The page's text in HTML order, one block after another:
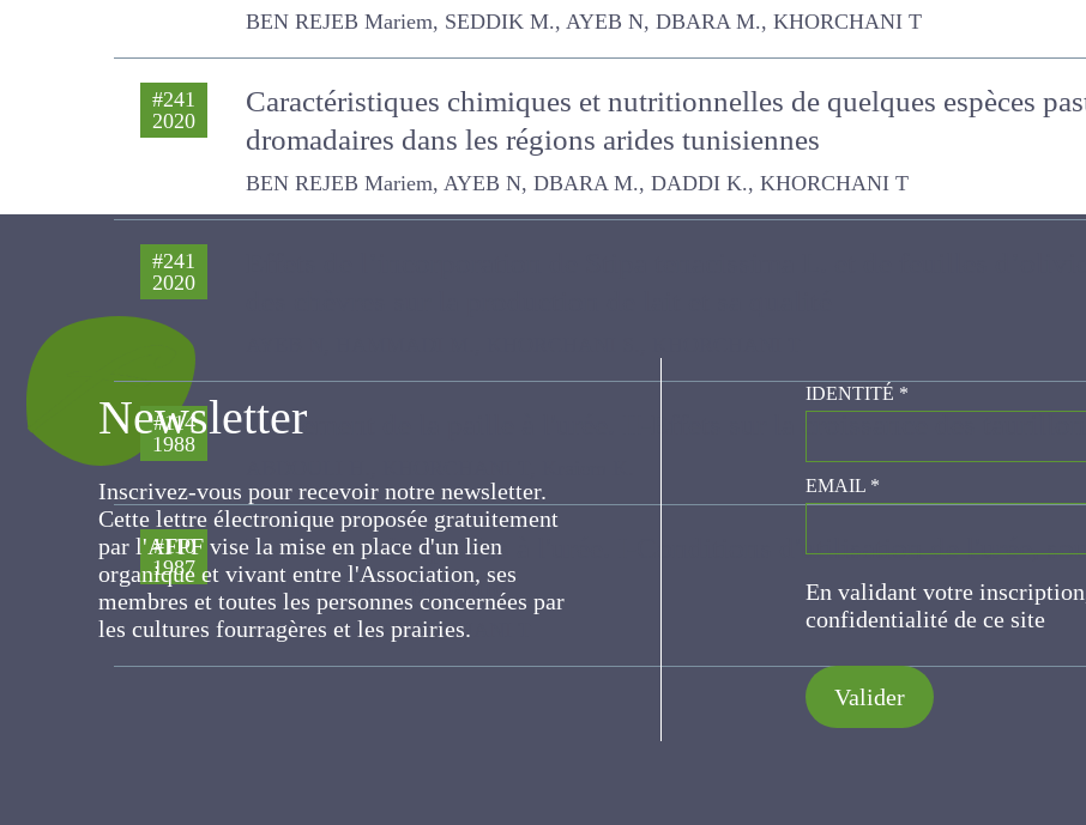
BEN REJEB Mariem, SEDDIK M., AYEB N, DBARA M., KHORCHANI T
#241
2020
Caractéristiques chimiques et nutritionnelles de quelques espèces
les dromadaires dans les régions arides tunisiennes
BEN REJEB Mariem, AYEB N, DBARA M., DADDI K., KHORCHANI T
#241
2020
#114
1988 Traitement de la paille à l'urée. II-Effets sur la croissance des
#110
1987
Traitement des pailles à l'urée. I-Conditions d'utilisation de l'urée,
le traitement de la paille
ABDOULI H., KHORCHANI T
Newsletter
Inscrivez-vous pour recevoir notre newsletter.
Cette lettre électronique proposée
gratuitement par l'AFPF vise la mise en place
d'un lien organique et vivant entre
l'Association, ses membres et toutes les
personnes concernées par les cultures
fourragères et les prairies.
IDENTITÉ*
EMAIL*
En validant votre
de confidentialité de ce site
Valider